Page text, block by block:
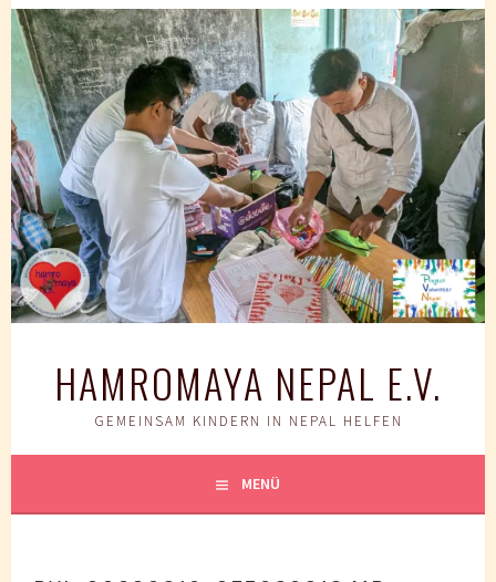
Springe
zum
Inhalt
HAMROMAYA NEPAL E.V.
GEMEINSAM KINDERN IN NEPAL HELFEN
MENÜ